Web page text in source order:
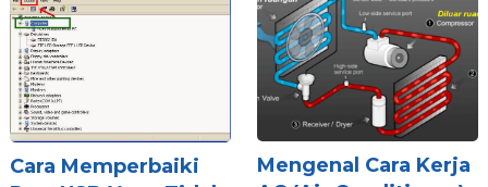
Cara Memperbaiki
Mengenal Cara Kerja